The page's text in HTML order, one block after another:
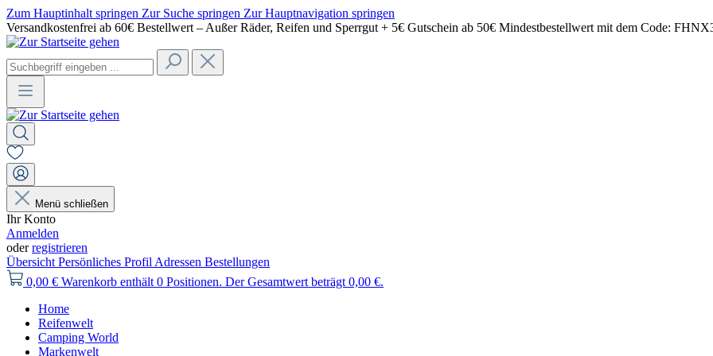
Zum Hauptinhalt springen Zur Suche springen Zur Hauptnavigation springen
Versandkostenfrei ab 60€ Bestellwert – Außer Räder, Reifen und Sperrgut + 5€ Gutschein ab 50€ Mindestbestellwert mit dem Code:
Menü schließen
Ihr Konto
Anmelden
oderregistrieren
Übersicht Persönliches Profil Adressen Bestellungen
0,00 € Warenkorb enthält 0 Positionen. Der Gesamtwert beträgt 0,00 €.
Home
Reifenwelt
Camping World
Markenwelt